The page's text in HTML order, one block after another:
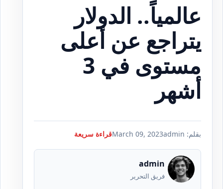
عالمياً.. الدولار
يتراجع عن أعلى
مستوى في 3
أشهر
بقلم: admin March 09, 2023قراءة سريعة
admin
فريق التحرير